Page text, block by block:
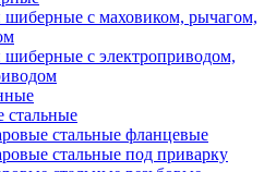
шиберные с маховиком, рычагом,
с электроприводом,
стальные фланцевые
стальные под приварку